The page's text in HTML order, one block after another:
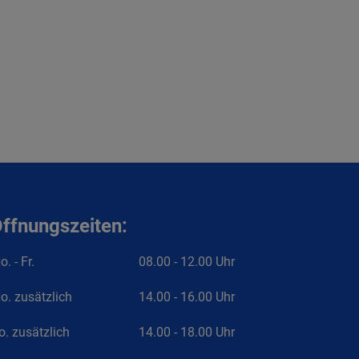
- Fr. 08.00 - 12.00 Uhr
zusätzlich 14.00 - 16.00 Uhr
zusätzlich 14.00 - 18.00 Uhr